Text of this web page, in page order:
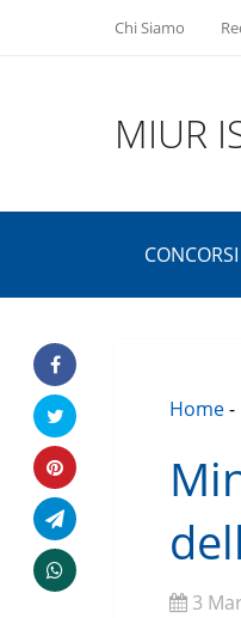
Chi Siamo
MIUR
Home-
3